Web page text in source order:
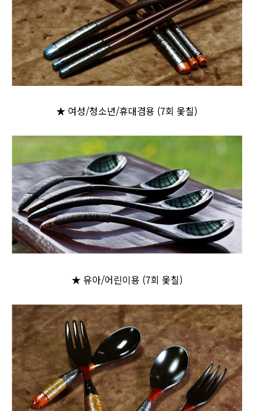
★ 여성/청소년/휴대겸용 (7회 옻칠)
★ 유아/어린이용 (7회 옻칠)